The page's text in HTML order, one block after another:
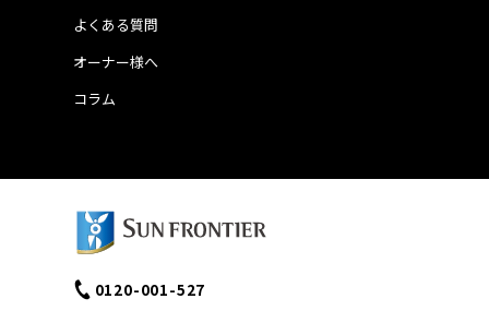
よくある質問
オーナー様へ
コラム
0120-001-527